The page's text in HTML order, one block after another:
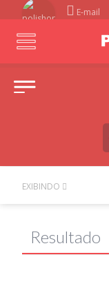
E-mail
EXIBINDO
Resultado